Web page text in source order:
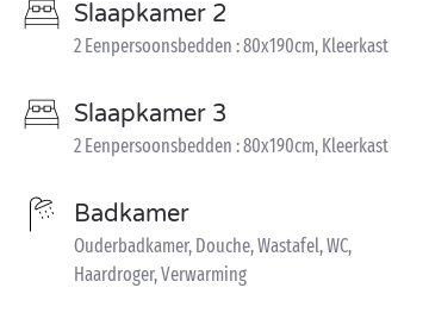
Slaapkamer 2
2 Eenpersoonsbedden : 80x190cm, Kleerkast
Slaapkamer 3
2 Eenpersoonsbedden : 80x190cm, Kleerkast
Badkamer
Ouderbadkamer, Douche, Wastafel, WC,
Haardroger, Verwarming